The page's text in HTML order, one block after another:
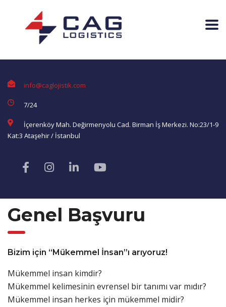
info@caglojistik.com
7/24
İçerenköy Mah. Değirmenyolu Cad. Birman İş Merkezi. No:23/1-9
Kat:3 Ataşehir / İstanbul
Genel Başvuru
Bizim için “Mükemmel İnsan”ı arıyoruz!
Mükemmel insan kimdir?
Mükemmel kelimesinin evrensel bir tanımı var mıdır?
Mükemmel insan herkes için mükemmel midir?